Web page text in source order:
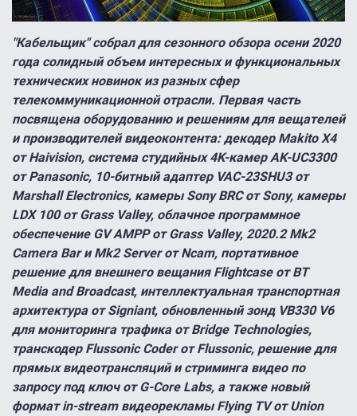
"Кабельщик" собрал для сезонного обзора осени 2020
года солидный объем интересных и функциональных
технических новинок из разных сфер
телекоммуникационной отрасли. Первая часть
посвящена оборудованию и решениям для вещателей
и производителей видеоконтента: декодер Makito X4
от Haivision, система студийных 4K-камер AK-UC3300
от Panasonic, 10-битный адаптер VAC-23SHU3 от
Marshall Electronics, камеры Sony BRC от Sony, камеры
LDX 100 от Grass Valley, облачное программное
обеспечение GV AMPP от Grass Valley, 2020.2 Mk2
Camera Bar и Mk2 Server от Ncam, портативное
решение для внешнего вещания Flightcase от BT
Media and Broadcast, интеллектуальная транспортная
архитектура от Signiant, обновленный зонд VB330 V6
для мониторинга трафика от Bridge Technologies,
транскодер Flussonic Coder от Flussonic, решение для
прямых видеотрансляций и стриминга видео по
запросу под ключ от G-Core Labs, а также новый
формат in-stream видеорекламы Flying TV от Union